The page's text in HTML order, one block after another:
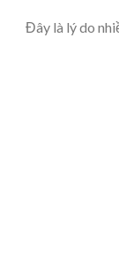
Đây là lý do